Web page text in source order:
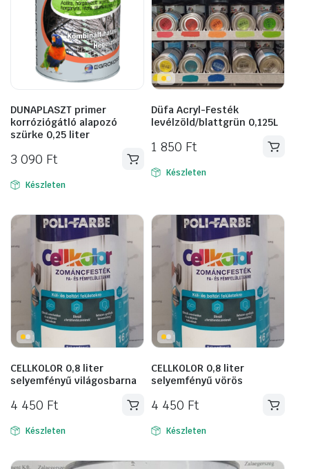
DUNAPLASZT primer
korróziógátló alapozó
szürke 0,25 liter
3 090 Ft
Készleten
Düfa Acryl-Festék
levélzöld/blattgrün 0,125L
1 850 Ft
Készleten
CELLKOLOR 0,8 liter
selyemfényű világosbarna
4 450 Ft
Készleten
CELLKOLOR 0,8 liter
selyemfényű vörös
4 450 Ft
Készleten